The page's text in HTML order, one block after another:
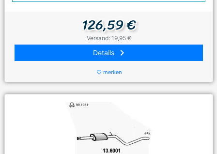
126,59 €
Versand: 19,95 €
Details keyboard_arrow_right
favorite_border merken